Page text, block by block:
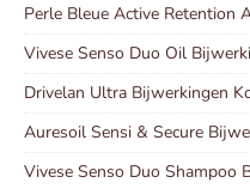
Perle Bleue Active Retention
Vivese Senso Duo Oil
Drivelan Ultra Bijwerkingen
Auresoil Sensi & Secure
Vivese Senso Duo Shampoo